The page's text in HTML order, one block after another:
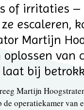
of irritaties –
escaleren,
Martijn
van
bij
Martijn
operatiekamer van